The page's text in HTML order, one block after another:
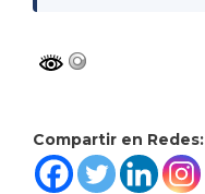
Compartir en Redes: